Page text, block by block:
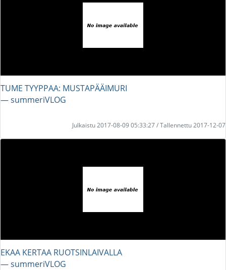
TUME TYYPPAA: MUSTAPÄÄIMURI
― summeriVLOG
Julkaistu 2017-08-09 05:33:27 / Tallennettu 2017-12-07
EKAA KERTAA RUOTSINLAIVALLA
― summeriVLOG